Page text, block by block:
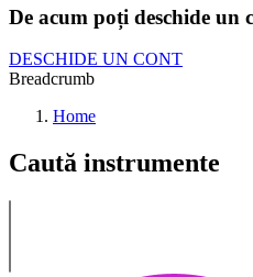
De acum poți deschide un
DESCHIDE UN CONT
Breadcrumb
Home
Caută instrumente